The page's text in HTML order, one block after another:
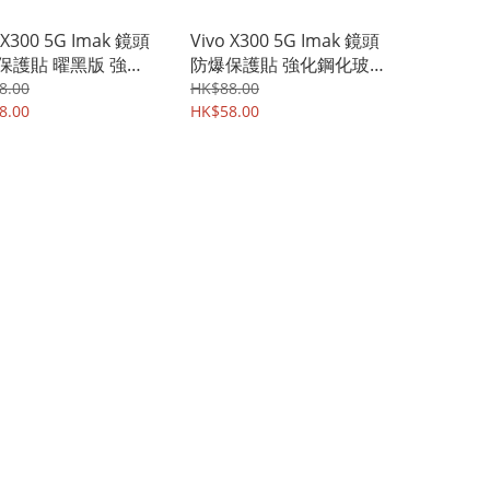
5G Imak 鏡頭
護貼 曜黑版 強化
璃貼膜 6267A
Vivo X300 5G Imak 鏡頭
防爆保護貼 強化鋼化玻璃
貼膜 纖薄版 6257A
HK$88.00
HK$58.00